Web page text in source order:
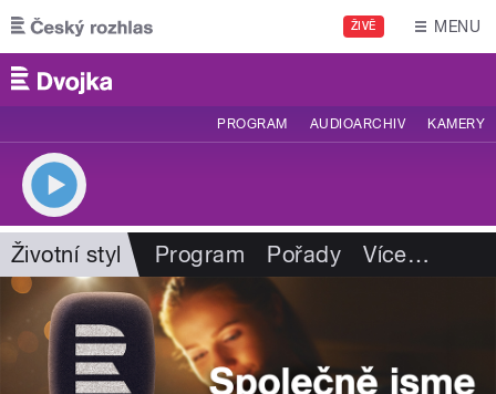
Přejít k hlavnímu obsahu
ŽIVĚ MENU
PROGRAM AUDIOARCHIV KAMERY
Životní styl Program Pořady Více…